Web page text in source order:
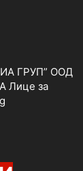
ГРУП” ООД
Лице за